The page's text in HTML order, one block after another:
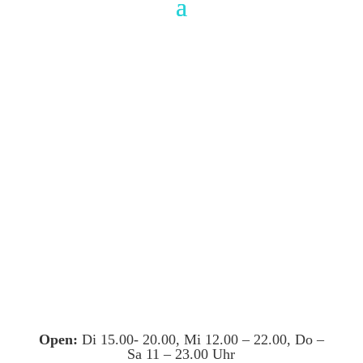
Open: Di 15.00- 20.00, Mi 12.00 – 22.00, Do –
Sa 11 – 23.00 Uhr